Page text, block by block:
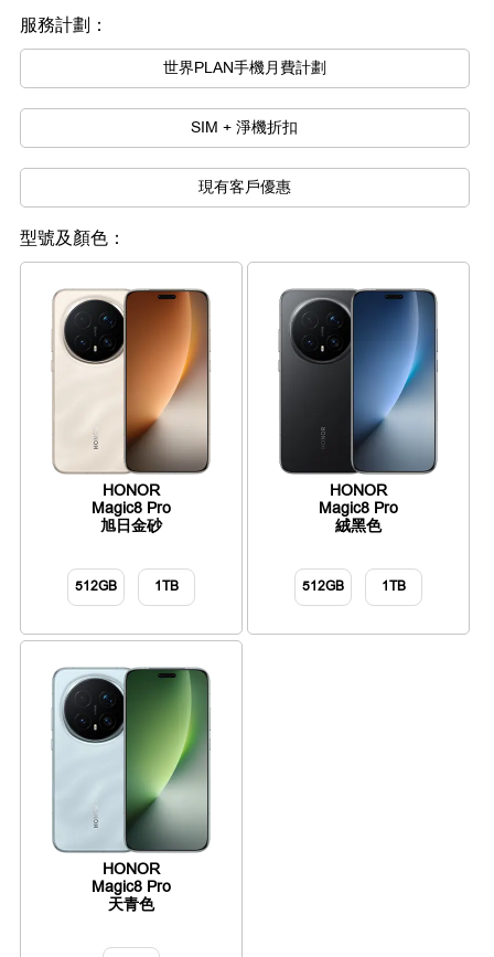
服務計劃：
世界PLAN手機月費計劃
SIM + 淨機折扣
現有客戶優惠
型號及顏色：
HONOR
Magic8 Pro
旭日金砂
512GB 1TB
HONOR
Magic8 Pro
絨黑色
512GB 1TB
HONOR
Magic8 Pro
天青色